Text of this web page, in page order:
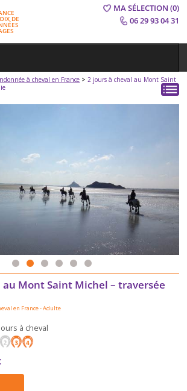
DE
MA SÉLECTION (0)
06 29 93 04 31
à cheval en France > 2 jours à cheval au Mont Saint
au Mont Saint Michel – traversée
en France-Adulte
à cheval